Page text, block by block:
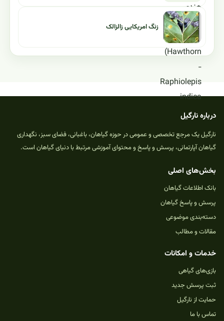
زنگ امریکایی زالزالک
درباره نارگیل
نارگیل یک مرجع تخصصی و عمومی در حوزه گیاهان، باغبانی، فضای سبز، نگهداری
گیاهان آپارتمانی، پرسش و پاسخ و محتوای آموزشی مرتبط با دنیای گیاهان است.
بخش‌های اصلی
بانک اطلاعات گیاهان
پرسش و پاسخ گیاهان
دسته‌بندی موضوعی
مقالات و مطالب
خدمات و امکانات
بازی‌های گیاهی
ثبت پرسش جدید
حمایت از نارگیل
تماس با ما